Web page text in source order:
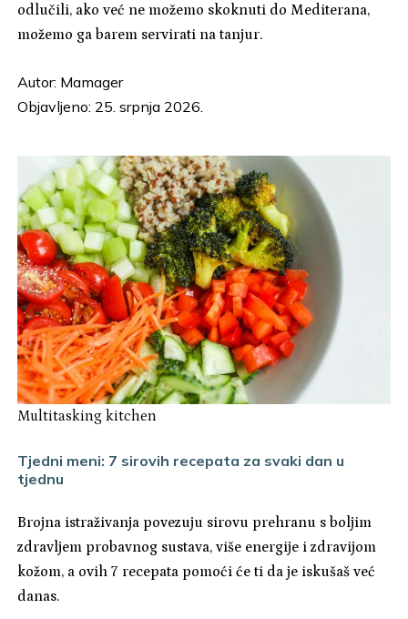
odlučili, ako već ne možemo skoknuti do Mediterana,
možemo ga barem servirati na tanjur.
Autor: Mamager
Objavljeno: 25. srpnja 2026.
Multitasking kitchen
Tjedni meni: 7 sirovih recepata za svaki dan u
tjednu
Brojna istraživanja povezuju sirovu prehranu s boljim
zdravljem probavnog sustava, više energije i zdravijom
kožom, a ovih 7 recepata pomoći će ti da je iskušaš već
danas.